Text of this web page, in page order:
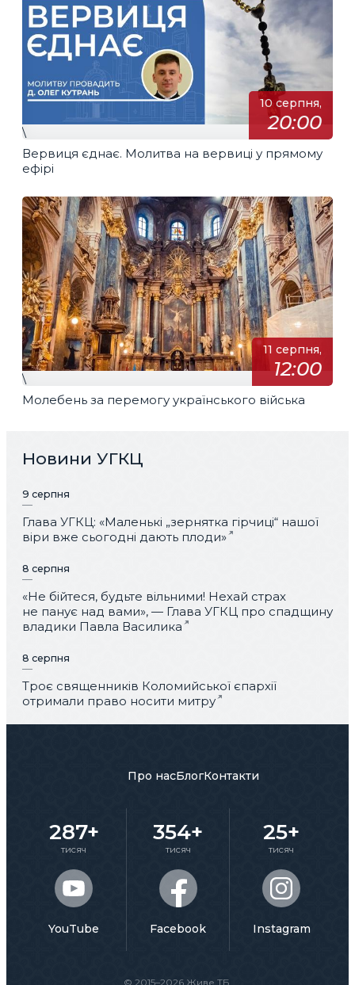
10 серпня,
20:00
\
Вервиця єднає. Молитва на вервиці у прямому
ефірі
11 серпня,
12:00
\
Молебень за перемогу українського війська
Новини УГКЦ
9 серпня
Глава УГКЦ: «Маленькі „зернятка гірчиці“ нашої
віри вже сьогодні дають плоди»
8 серпня
«Не бійтеся, будьте вільними! Нехай страх
не панує над вами», — Глава УГКЦ про спадщину
владики Павла Василика
8 серпня
Троє священників Коломийської єпархії
отримали право носити митру
© 2015–2026 Живе ТБ.
Про насБлогКонтакти
287+
тисяч
YouTube
354+
тисяч
Facebook
25+
тисяч
Instagram